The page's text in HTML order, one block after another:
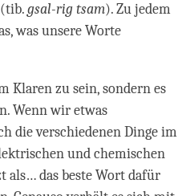
gsal-rig tsam). Zu jedem
was unsere Worte
Klaren zu sein, sondern es
Wenn wir etwas
die verschiedenen Dinge im
und chemischen
als… das beste Wort dafür